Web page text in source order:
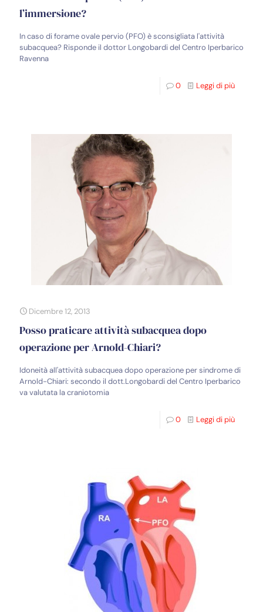
l’immersione?
In caso di forame ovale pervio (PFO) è sconsigliata l'attività
subacquea? Risponde il dottor Longobardi del Centro Iperbarico
Ravenna
0 Leggi di più
Dicembre 12, 2013
Posso praticare attività subacquea dopo
operazione per Arnold-Chiari?
Idoneità all'attività subacquea dopo operazione per sindrome di
Arnold-Chiari: secondo il dott.Longobardi del Centro Iperbarico
va valutata la craniotomia
0 Leggi di più